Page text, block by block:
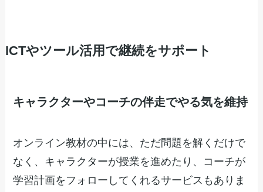
ICTやツール活用で継続をサポート
キャラクターやコーチの伴走でやる気を維持
オンライン教材の中には、ただ問題を解くだけで
なく、キャラクターが授業を進めたり、コーチが
学習計画をフォローしてくれるサービスもありま